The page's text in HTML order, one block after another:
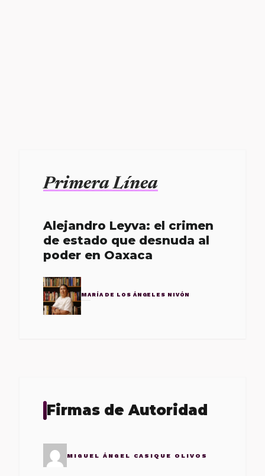
Primera Línea
Alejandro Leyva: el crimen
de estado que desnuda al
poder en Oaxaca
MARÍA DE LOS ÁNGELES NIVÓN
Firmas de Autoridad
MIGUEL ÁNGEL CASIQUE OLIVOS